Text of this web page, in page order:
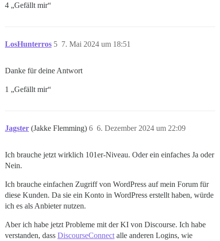
4 „Gefällt mir“
LosHunterros 7. Mai 2024 um 18:51
5
Danke für deine Antwort
1 „Gefällt mir“
Jagster (Jakke Flemming) 6. Dezember 2024 um 22:09
6
Ich brauche jetzt wirklich 101er-Niveau. Oder ein einfaches Ja oder
Nein.
Ich brauche einfachen Zugriff von WordPress auf mein Forum für
diese Kunden. Da sie ein Konto in WordPress erstellt haben, würde
ich es als Anbieter nutzen.
Aber ich habe jetzt Probleme mit der KI von Discourse. Ich habe
verstanden, dass DiscourseConnect alle anderen Logins, wie